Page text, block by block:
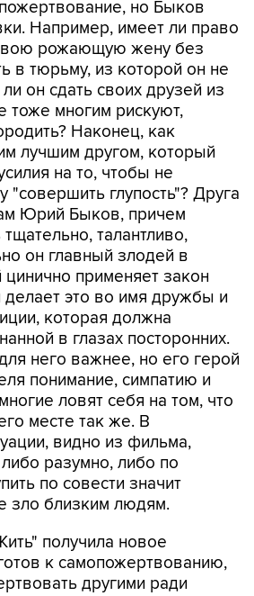
рожающую жену без
в тюрьму, из которой он не
он сдать своих друзей из
тоже многим рискуют,
Наконец, как
лучшим другом, который
на то, чтобы не
"совершить глупость"? Друга
Юрий Быков, причем
талантливо,
он главный злодей в
применяет закон
это во имя дружбы и
которая должна
в глазах посторонних.
него важнее, но его герой
понимание, симпатию и
ловят себя на том, что
месте так же. В
видно из фильма,
разумно, либо по
по совести значит
зло близким людям.
получила новое
другими ради
ли те, ради кого он
его поступок?